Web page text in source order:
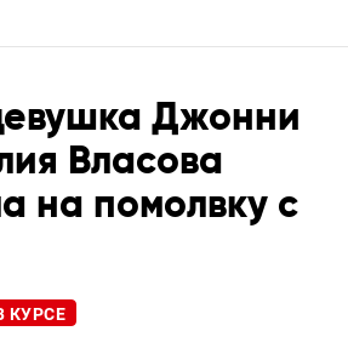
Джонни
Власова
на помолвку с
КУРСЕ